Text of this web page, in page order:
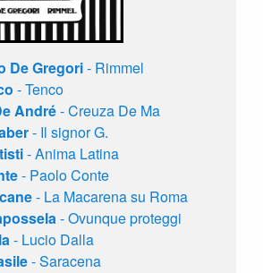
De Gregori- Rimmel
- Tenco
André- Creuza De Ma
- Il signor G.
- Anima Latina
- Paolo Conte
- La Macarena su Roma
- Ovunque proteggi
- Lucio Dalla
- Saracena